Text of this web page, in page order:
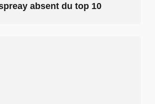
absent du top 10